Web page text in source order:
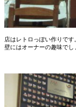
店はレトロっぽい作りです。
壁にはオーナーの趣味でし